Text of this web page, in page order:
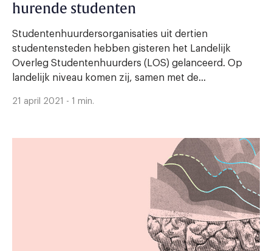
hurende studenten
Studentenhuurdersorganisaties uit dertien
studentensteden hebben gisteren het Landelijk
Overleg Studentenhuurders (LOS) gelanceerd. Op
landelijk niveau komen zij, samen met de...
21 april 2021 - 1 min.